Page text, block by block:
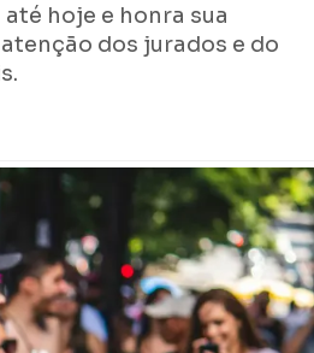
hoje e honra sua
dos jurados e do